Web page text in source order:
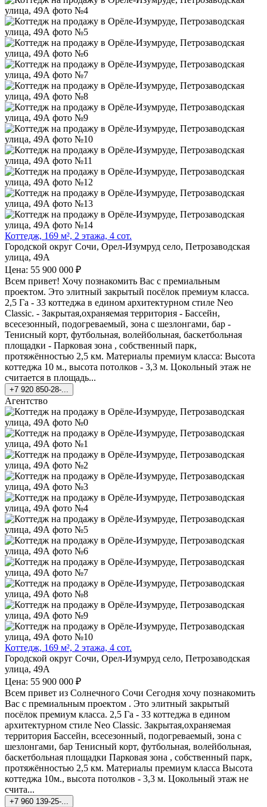
Коттедж, 169 м², 2 этажа, 4 сот.
Городской округ Сочи, Орел-Изумруд село, Петрозаводская
улица, 49А
Цена: 55 900 000 ₽
Всем привет! Хочу познакомить Вас с премиальным
проектом. Это элитный закрытый посёлок премиум класса.
2,5 Га - 33 коттеджа в едином архитектурном стиле Neo
Classic. - Закрытая,охраняемая территория - Бассейн,
всесезонный, подогреваемый, зона с шезлонгами, бар -
Тенисный корт, футбольная, волейбольная, баскетбольная
площадки - Парковая зона , собственный парк,
протяжённостью 2,5 км. Материалы премиум класса: Высота
коттеджа 10 м., высота потолков - 3,3 м. Цокольный этаж не
считается в площадь...
+7 920 850-28-...
Агентство
Коттедж, 169 м², 2 этажа, 4 сот.
Городской округ Сочи, Орел-Изумруд село, Петрозаводская
улица, 49А
Цена: 55 900 000 ₽
Всем привет из Солнечного Сочи Сегодня хочу познакомить
Вас с премиальным проектом . Это элитный закрытый
посёлок премиум класса. 2,5 Га - 33 коттеджа в едином
архитектурном стиле Neo Classic. Закрытая,охраняемая
территория Бассейн, всесезонный, подогреваемый, зона с
шезлонгами, бар Тенисный корт, футбольная, волейбольная,
баскетбольная площадки Парковая зона , собственный парк,
протяжённостью 2,5 км. Материалы премиум класса Высота
коттеджа 10м., высота потолков - 3,3 м. Цокольный этаж не
счита...
+7 960 139-25-...